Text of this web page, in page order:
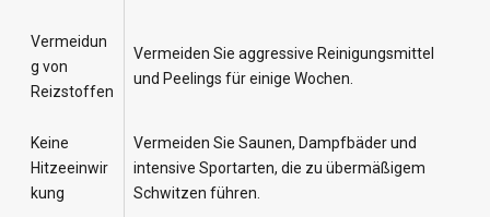
Vermeidun
g von
Reizstoffen
Vermeiden Sie aggressive Reinigungsmittel
und Peelings für einige Wochen.
Keine
Hitzeeinwir
kung
Vermeiden Sie Saunen, Dampfbäder und
intensive Sportarten, die zu übermäßigem
Schwitzen führen.